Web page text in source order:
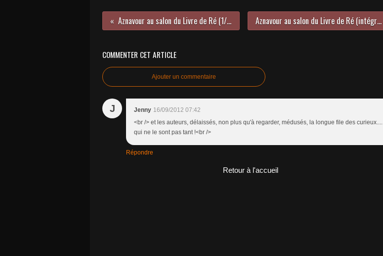
Aznavour au salon du Livre de Ré (1/2) Aznavour au salon du Livre de Ré (intégral)
COMMENTER CET ARTICLE
Ajouter un commentaire
J Jenny 16/09/2012 07:42
<br /> et les auteurs, délaissés, non plus qu'à regarder, médusés, la longue file des curieux....
qui ne le sont pas tant !<br />
Répondre
Retour à l'accueil